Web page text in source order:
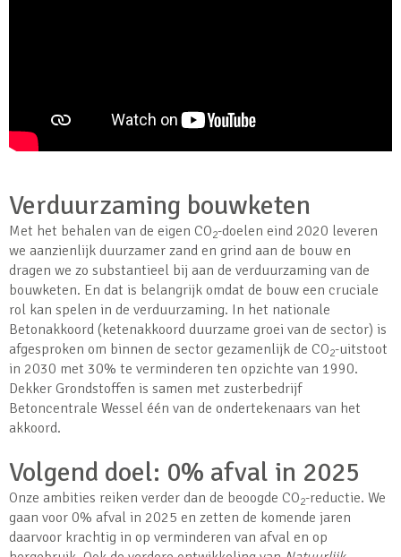
Verduurzaming bouwketen
Met het behalen van de eigen CO2-doelen eind 2020 leveren
we aanzienlijk duurzamer zand en grind aan de bouw en
dragen we zo substantieel bij aan de verduurzaming van de
bouwketen. En dat is belangrijk omdat de bouw een cruciale
rol kan spelen in de verduurzaming. In het nationale
Betonakkoord (ketenakkoord duurzame groei van de sector) is
afgesproken om binnen de sector gezamenlijk de CO2-uitstoot
in 2030 met 30% te verminderen ten opzichte van 1990.
Dekker Grondstoffen is samen met zusterbedrijf
Betoncentrale Wessel één van de ondertekenaars van het
akkoord.
Volgend doel: 0% afval in 2025
Onze ambities reiken verder dan de beoogde CO2-reductie. We
gaan voor 0% afval in 2025 en zetten de komende jaren
daarvoor krachtig in op verminderen van afval en op